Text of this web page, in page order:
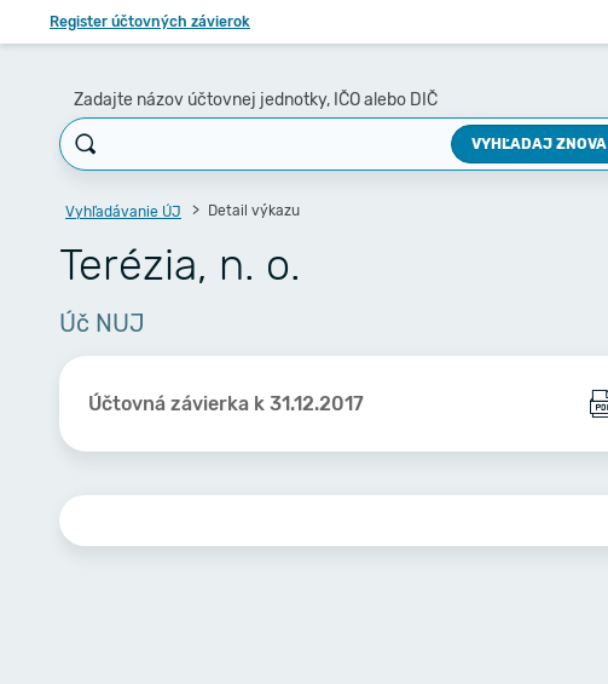
Register účtovných závierok
Zadajte názov účtovnej jednotky, IČO alebo DIČ
VYHĽADAJ ZNOVA
Vyhľadávanie ÚJ Detail výkazu
Terézia, n. o.
Úč NUJ
Účtovná závierka k 31.12.2017